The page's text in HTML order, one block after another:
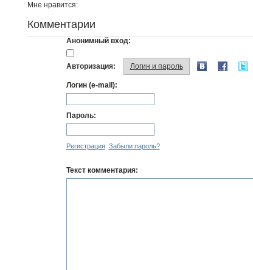
Мне нравится:
Комментарии
Анонимный вход:
Авторизация: Логин и пароль
Логин (e-mail):
Пароль:
Регистрация Забыли пароль?
Текст комментария: